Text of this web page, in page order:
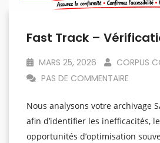
MARS 25, 2026
CORPUS
PAS DE COMMENTAIRE
Nous analysons votre archivage
afin d’identifier les inefficacités,
opportunités d’optimisation